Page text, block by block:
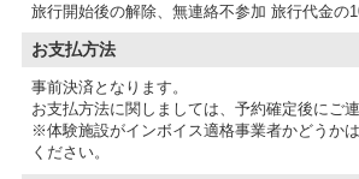
旅行開始後の解除、無連絡不参加 旅行代金の
お支払方法
事前決済となります。
お支払方法に関しましては、予約確定後にご連
※体験施設がインボイス適格事業者かどうか